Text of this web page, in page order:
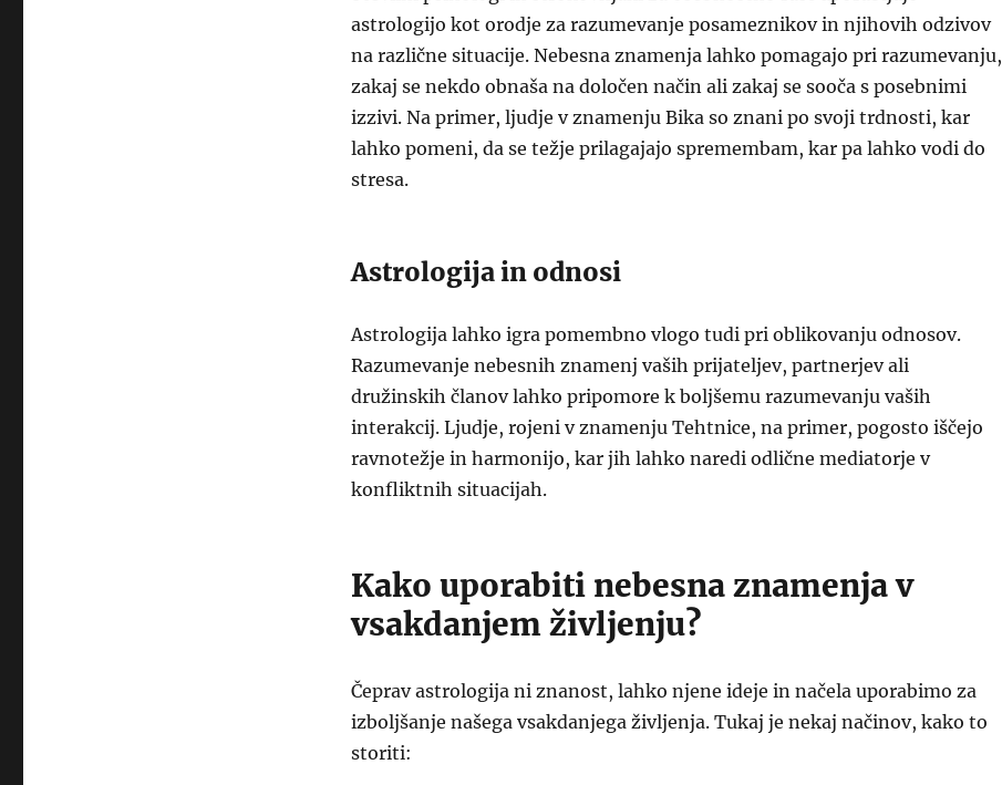
astrologijo kot orodje za razumevanje posameznikov in njihovih odzivov
na različne situacije. Nebesna znamenja lahko pomagajo pri razumevanju,
zakaj se nekdo obnaša na določen način ali zakaj se sooča s posebnimi
izzivi. Na primer, ljudje v znamenju Bika so znani po svoji trdnosti, kar
lahko pomeni, da se težje prilagajajo spremembam, kar pa lahko vodi do
stresa.
Astrologija in odnosi
Astrologija lahko igra pomembno vlogo tudi pri oblikovanju odnosov.
Razumevanje nebesnih znamenj vaših prijateljev, partnerjev ali
družinskih članov lahko pripomore k boljšemu razumevanju vaših
interakcij. Ljudje, rojeni v znamenju Tehtnice, na primer, pogosto iščejo
ravnotežje in harmonijo, kar jih lahko naredi odlične mediatorje v
konfliktnih situacijah.
Kako uporabiti nebesna znamenja v
vsakdanjem življenju?
Čeprav astrologija ni znanost, lahko njene ideje in načela uporabimo za
izboljšanje našega vsakdanjega življenja. Tukaj je nekaj načinov, kako to
storiti: